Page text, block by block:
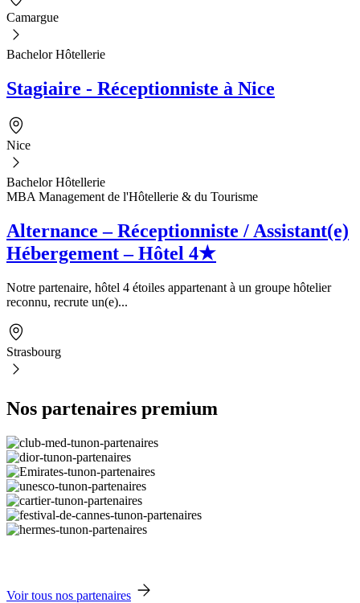
Camargue
Bachelor Hôtellerie
Stagiaire - Réceptionniste à Nice
Nice
Bachelor Hôtellerie
MBA Management de l'Hôtellerie & du Tourisme
Alternance – Réceptionniste / Assistant(e)
Hébergement – Hôtel 4★
Notre partenaire, hôtel 4 étoiles appartenant à un groupe hôtelier
reconnu, recrute un(e)...
Strasbourg
Nos partenaires premium
Voir tous nos partenaires